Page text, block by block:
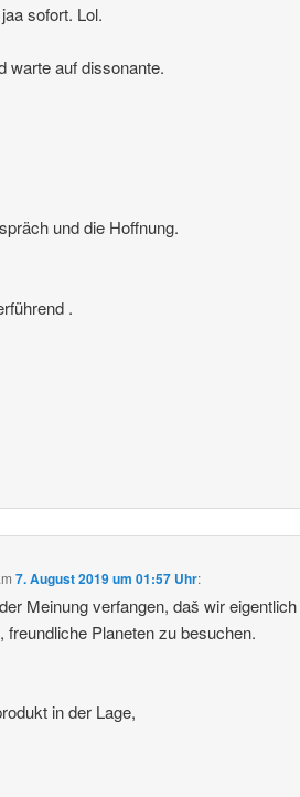
sofort. Lol.
warte auf dissonante.
und die Hoffnung.
.
7. August 2019 um 01:57 Uhr:
Meinung verfangen, daš wir eigentlich
Planeten zu besuchen.
in der Lage,